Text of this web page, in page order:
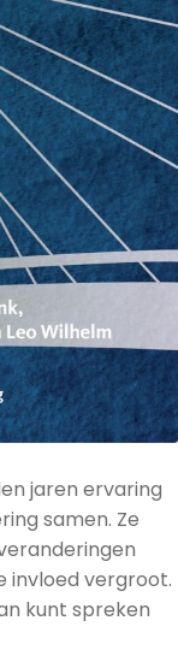
jaren ervaring
samen. Ze
invloed vergroot.
kunt spreken